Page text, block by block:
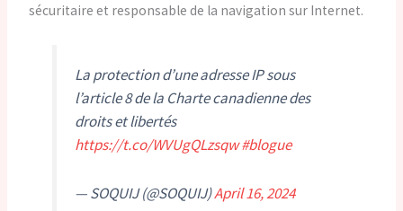
sécuritaire et responsable de la navigation sur Internet.
La protection d’une adresse IP sous
l’article 8 de la Charte canadienne des
droits et libertés
https://t.co/WVUgQLzsqw#blogue
— SOQUIJ (@SOQUIJ)April 16, 2024